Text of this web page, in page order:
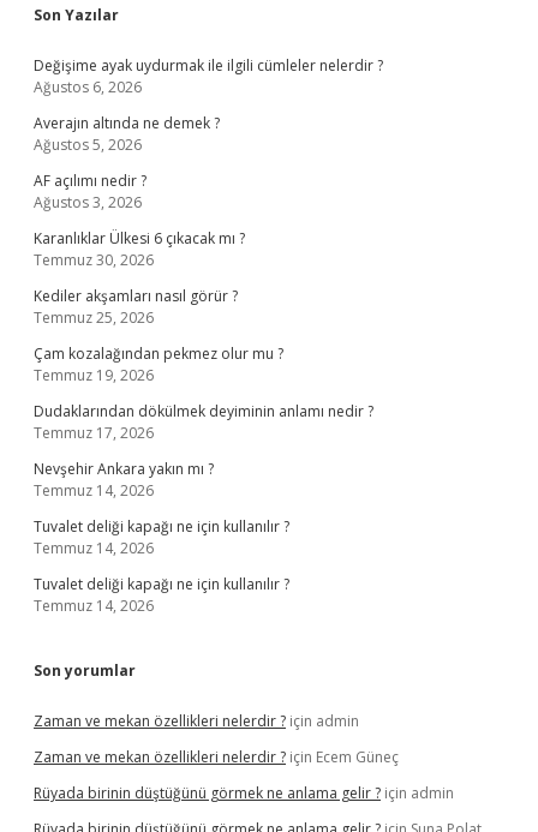
Sidebar
Son Yazılar
Değişime ayak uydurmak ile ilgili cümleler nelerdir ?
Ağustos 6, 2026
Averajın altında ne demek ?
Ağustos 5, 2026
AF açılımı nedir ?
Ağustos 3, 2026
Karanlıklar Ülkesi 6 çıkacak mı ?
Temmuz 30, 2026
Kediler akşamları nasıl görür ?
Temmuz 25, 2026
Çam kozalağından pekmez olur mu ?
Temmuz 19, 2026
Dudaklarından dökülmek deyiminin anlamı nedir ?
Temmuz 17, 2026
Nevşehir Ankara yakın mı ?
Temmuz 14, 2026
Tuvalet deliği kapağı ne için kullanılır ?
Temmuz 14, 2026
Tuvalet deliği kapağı ne için kullanılır ?
Temmuz 14, 2026
Son yorumlar
Zaman ve mekan özellikleri nelerdir ? için admin
Zaman ve mekan özellikleri nelerdir ? için Ecem Güneç
Rüyada birinin düştüğünü görmek ne anlama gelir ? için admin